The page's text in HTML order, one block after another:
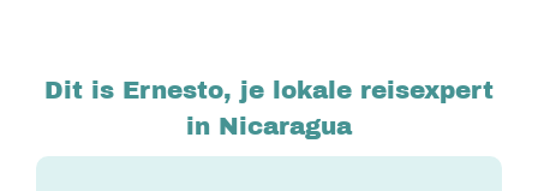
Dit is Ernesto, je lokale reisexpert
in Nicaragua